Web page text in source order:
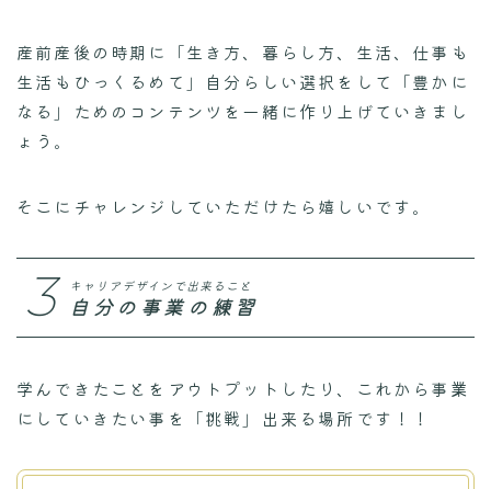
産前産後の時期に「生き方、暮らし方、生活、仕事も
生活もひっくるめて」自分らしい選択をして「豊かに
なる」ためのコンテンツを一緒に作り上げていきまし
ょう。
そこにチャレンジしていただけたら嬉しいです。
3 キャリアデザインで出来ること
自分の事業の練習
学んできたことをアウトプットしたり、これから事業
にしていきたい事を「挑戦」出来る場所です！！